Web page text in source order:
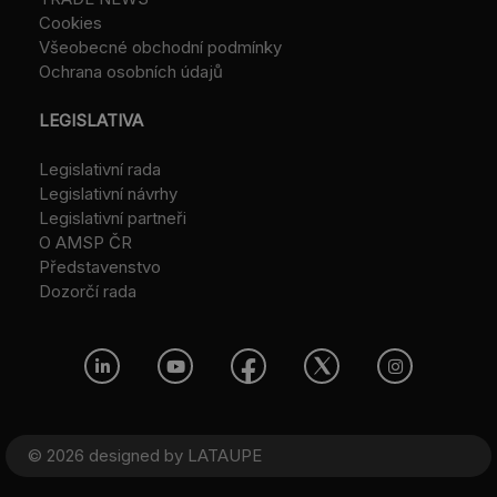
Cookies
Všeobecné obchodní podmínky
Ochrana osobních údajů
LEGISLATIVA
Legislativní rada
Legislativní návrhy
Legislativní partneři
O AMSP ČR
Představenstvo
Dozorčí rada
© 2026 designed by LATAUPE